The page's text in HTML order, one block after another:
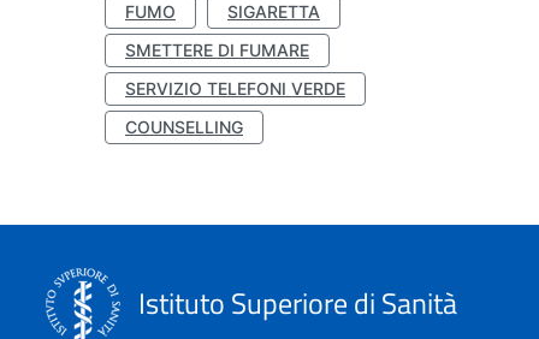
FUMO
SIGARETTA
SMETTERE DI FUMARE
SERVIZIO TELEFONI VERDE
COUNSELLING
Istituto Superiore di Sanità